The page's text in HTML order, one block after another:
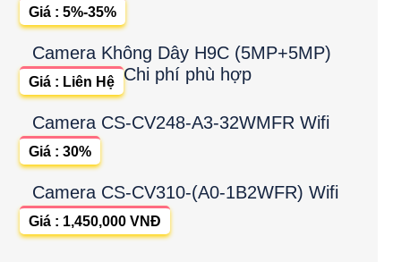
Giá : 5%-35%
Camera Không Dây H9C (5MP+5MP)
Chi phí phù hợp
Giá : Liên Hệ
Camera CS-CV248-A3-32WMFR Wifi
Giá : 30%
Camera CS-CV310-(A0-1B2WFR) Wifi
Giá : 1,450,000 VNĐ